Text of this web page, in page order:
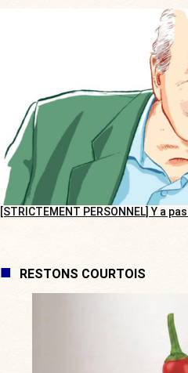
[STRICTEMENT PERSONNEL] Y a
RESTONS COURTOIS